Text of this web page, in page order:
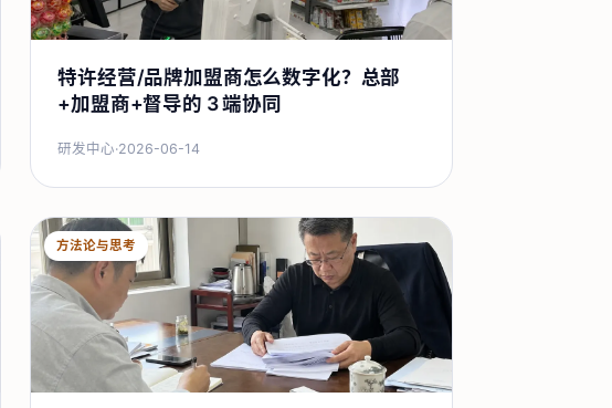
特许经营/品牌加盟商怎么数字化？总部
+加盟商+督导的 3 端协同
研发中心·2026-06-14
方法论与思考